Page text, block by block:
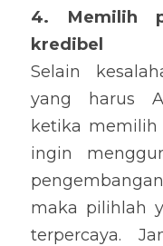
4. Memilih
kredibel
Selain
yang harus
ketika memilih
ingin
maka pilihlah
terpercaya.